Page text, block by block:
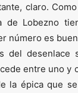
claro.
de Lobezno
número es
del desenlace
entre uno y
la épica que